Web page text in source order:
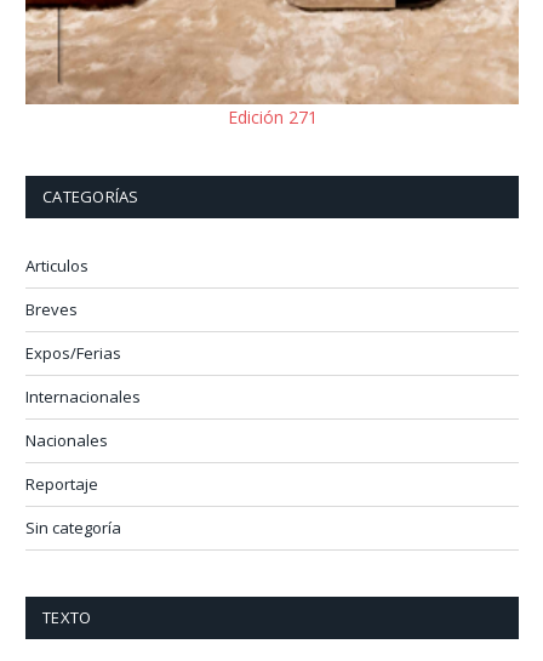
Edición 271
CATEGORÍAS
Articulos
Breves
Expos/Ferias
Internacionales
Nacionales
Reportaje
Sin categoría
TEXTO